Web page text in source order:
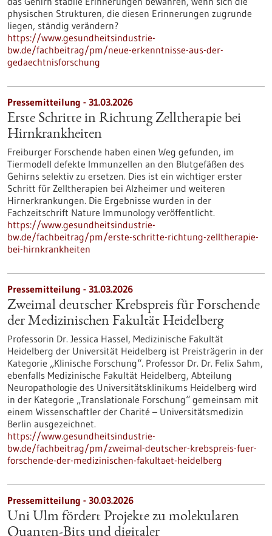
physischen Strukturen, die diesen Erinnerungen zugrunde
liegen, ständig verändern?
https://www.gesundheitsindustrie-
bw.de/fachbeitrag/pm/neue-erkenntnisse-aus-der-
gedaechtnisforschung
Pressemitteilung - 31.03.2026
Erste Schritte in Richtung Zelltherapie bei
Hirnkrankheiten
Freiburger Forschende haben einen Weg gefunden, im
Tiermodell defekte Immunzellen an den Blutgefäßen des
Gehirns selektiv zu ersetzen. Dies ist ein wichtiger erster
Schritt für Zelltherapien bei Alzheimer und weiteren
Hirnerkrankungen. Die Ergebnisse wurden in der
Fachzeitschrift Nature Immunology veröffentlicht.
https://www.gesundheitsindustrie-
bw.de/fachbeitrag/pm/erste-schritte-richtung-zelltherapie-
bei-hirnkrankheiten
Pressemitteilung - 31.03.2026
Zweimal deutscher Krebspreis für Forschende
der Medizinischen Fakultät Heidelberg
Professorin Dr. Jessica Hassel, Medizinische Fakultät
Heidelberg der Universität Heidelberg ist Preisträgerin in der
Kategorie „Klinische Forschung“. Professor Dr. Dr. Felix Sahm,
ebenfalls Medizinische Fakultät Heidelberg, Abteilung
Neuropathologie des Universitätsklinikums Heidelberg wird
in der Kategorie „Translationale Forschung“ gemeinsam mit
einem Wissenschaftler der Charité – Universitätsmedizin
Berlin ausgezeichnet.
https://www.gesundheitsindustrie-
bw.de/fachbeitrag/pm/zweimal-deutscher-krebspreis-fuer-
forschende-der-medizinischen-fakultaet-heidelberg
Pressemitteilung - 30.03.2026
Uni Ulm fördert Projekte zu molekularen
Quanten-Bits und digitaler